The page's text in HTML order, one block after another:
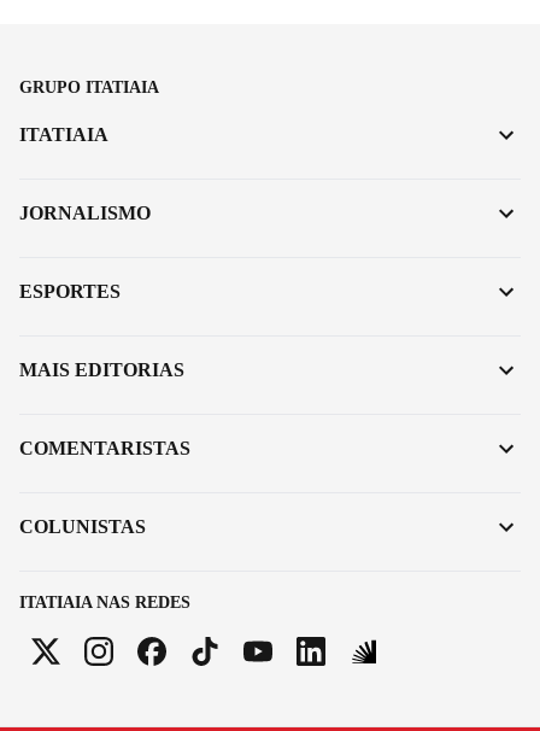
GRUPO ITATIAIA
ITATIAIA NAS REDES
ITATIAIA
JORNALISMO
ESPORTES
MAIS EDITORIAS
COMENTARISTAS
COLUNISTAS